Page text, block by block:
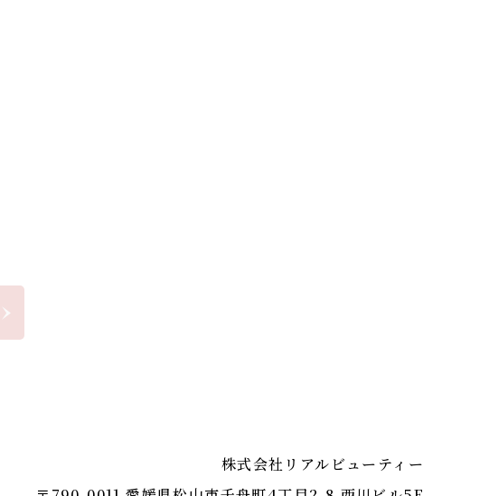
株式会社リアルビューティー